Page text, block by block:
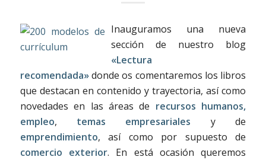
Inauguramos una nueva
sección de nuestro blog
«Lectura
recomendada»donde os comentaremos los libros
que destacan en contenido y trayectoria, así como
novedades en las áreas de recursos humanos,
empleo, temas empresariales y de
emprendimiento, así como por supuesto de
comercio exterior. En está ocasión queremos